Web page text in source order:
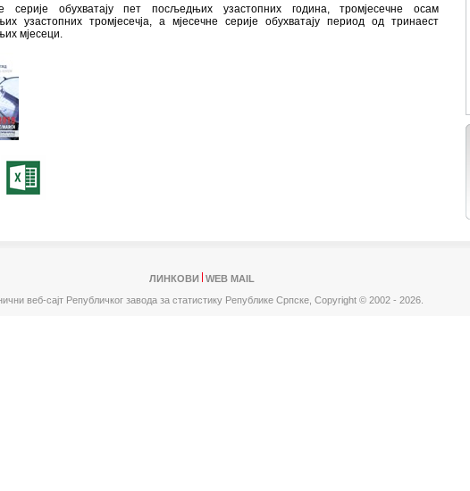
серије обухватају пет посљедњих узастопних година, тромјесечне осам
узастопних тромјесечја, а мјесечне серије обухватају период од тринаест
мјесеци.
ЛИНКОВИ
WEB MAIL
веб-сајт Републичког завода за статистику Републике Српске, Copyright © 2002 - 2026.